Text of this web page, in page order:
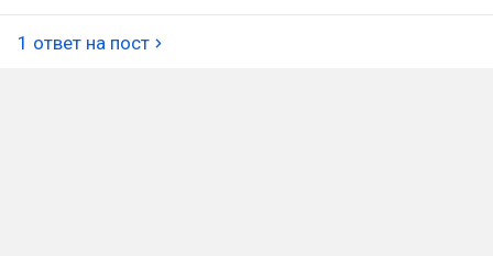
1 ответ на пост